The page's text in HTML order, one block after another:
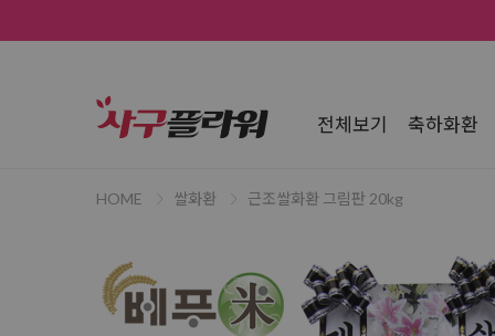
전체보기 축하화환
HOME 쌀화환 근조쌀화환 그림판 20kg